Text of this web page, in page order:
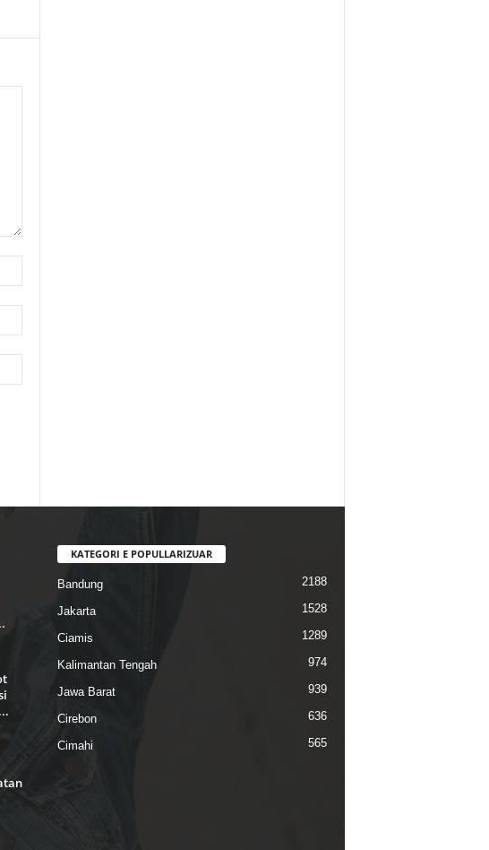
KATEGORI E POPULLARIZUAR
Bandung 2188
Jakarta 1528
Ciamis 1289
Kalimantan Tengah 974
Jawa Barat 939
Cirebon 636
Cimahi 565